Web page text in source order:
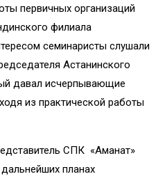
первичных организаций
филиала
семинаристы слушали
Астанинского
давал исчерпывающие
из практической работы
СПК «Аманат»
планах